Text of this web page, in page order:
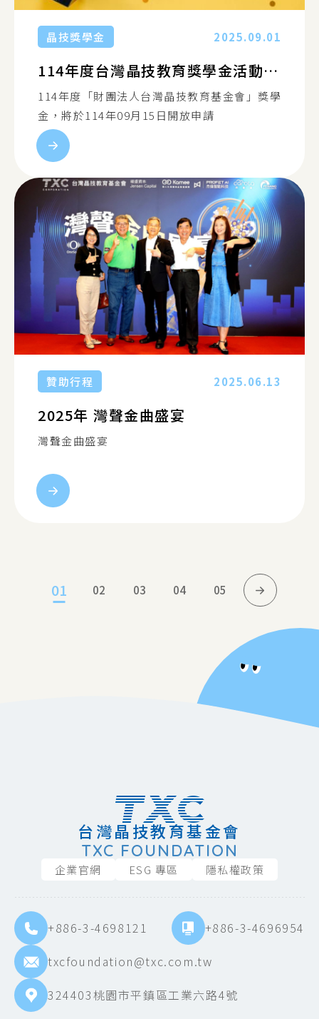
晶技獎學金 2025.09.01
114年度台灣晶技教育獎學金活動申請辦法
114年度「財團法人台灣晶技教育基金會」獎學
金，將於114年09月15日開放申請
贊助行程 2025.06.13
2025年 灣聲金曲盛宴
灣聲金曲盛宴
...
01 02 03 04 05
台灣晶技教育基金會
TXC FOUNDATION
企業官網 ESG 專區 隱私權政策
+886-3-4698121
+886-3-4696954
txcfoundation@txc.com.tw
324403桃園市平鎮區工業六路4號